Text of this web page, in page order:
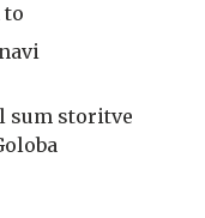
to
sum storitve